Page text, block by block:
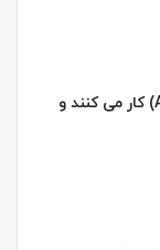
باتری‌ خور : با سه عدد باتری نیم قلمی (AAA) کار می‌ کنند و